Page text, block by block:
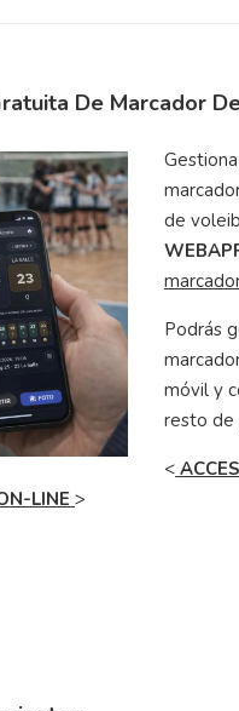
De Marcador
de
Podrás
móvil y
resto de
<
LINE >